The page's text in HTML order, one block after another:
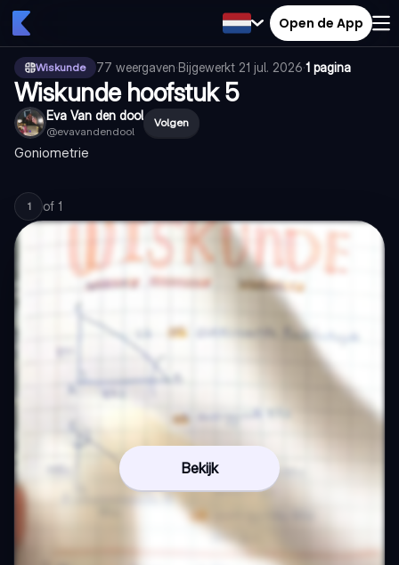
Open de App
Wiskunde 77 weergaven·Bijgewerkt 21 jul. 2026·1 pagina
Wiskunde hoofstuk 5
Eva Van den dool
@evavandendool
Volgen
Goniometrie
1 of 1
Bekijk